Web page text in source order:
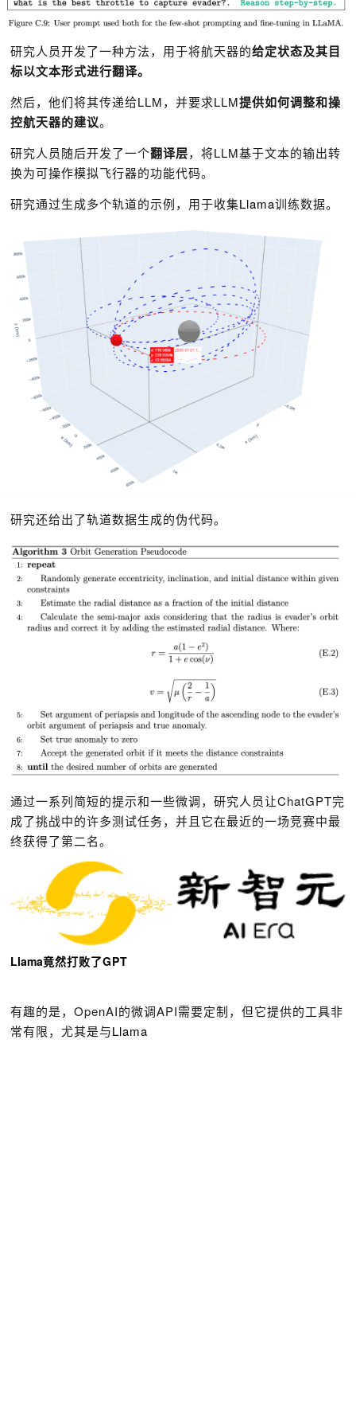
研究人员开发了一种方法，用于将航天器的给定状态及其目
标以文本形式进行翻译。
然后，他们将其传递给LLM，并要求LLM提供如何调整和操
控航天器的建议。
研究人员随后开发了一个翻译层，将LLM基于文本的输出转
换为可操作模拟飞行器的功能代码。
研究通过生成多个轨道的示例，用于收集Llama训练数据。
研究还给出了轨道数据生成的伪代码。
通过一系列简短的提示和一些微调，研究人员让ChatGPT完
成了挑战中的许多测试任务，并且它在最近的一场竞赛中最
终获得了第二名。
Llama竟然打败了GPT
有趣的是，OpenAI的微调API需要定制，但它提供的工具非
常有限，尤其是与Llama